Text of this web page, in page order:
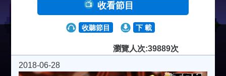
收看節目
收聽節目 下 載
瀏覽人次:39889次
2018-06-28